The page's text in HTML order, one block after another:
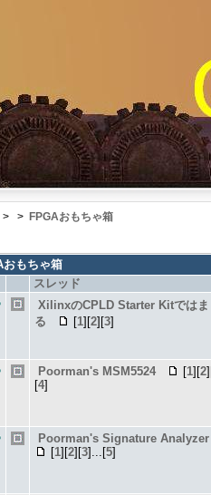
> > FPGAおもちゃ箱
おもちゃ箱
スレッド
XilinxのCPLD Starter Kitではま
る
[1][2][3]
Poorman's MSM5524 [1][2
[4]
Poorman's Signature Analyzer
[1][2][3]...[5]